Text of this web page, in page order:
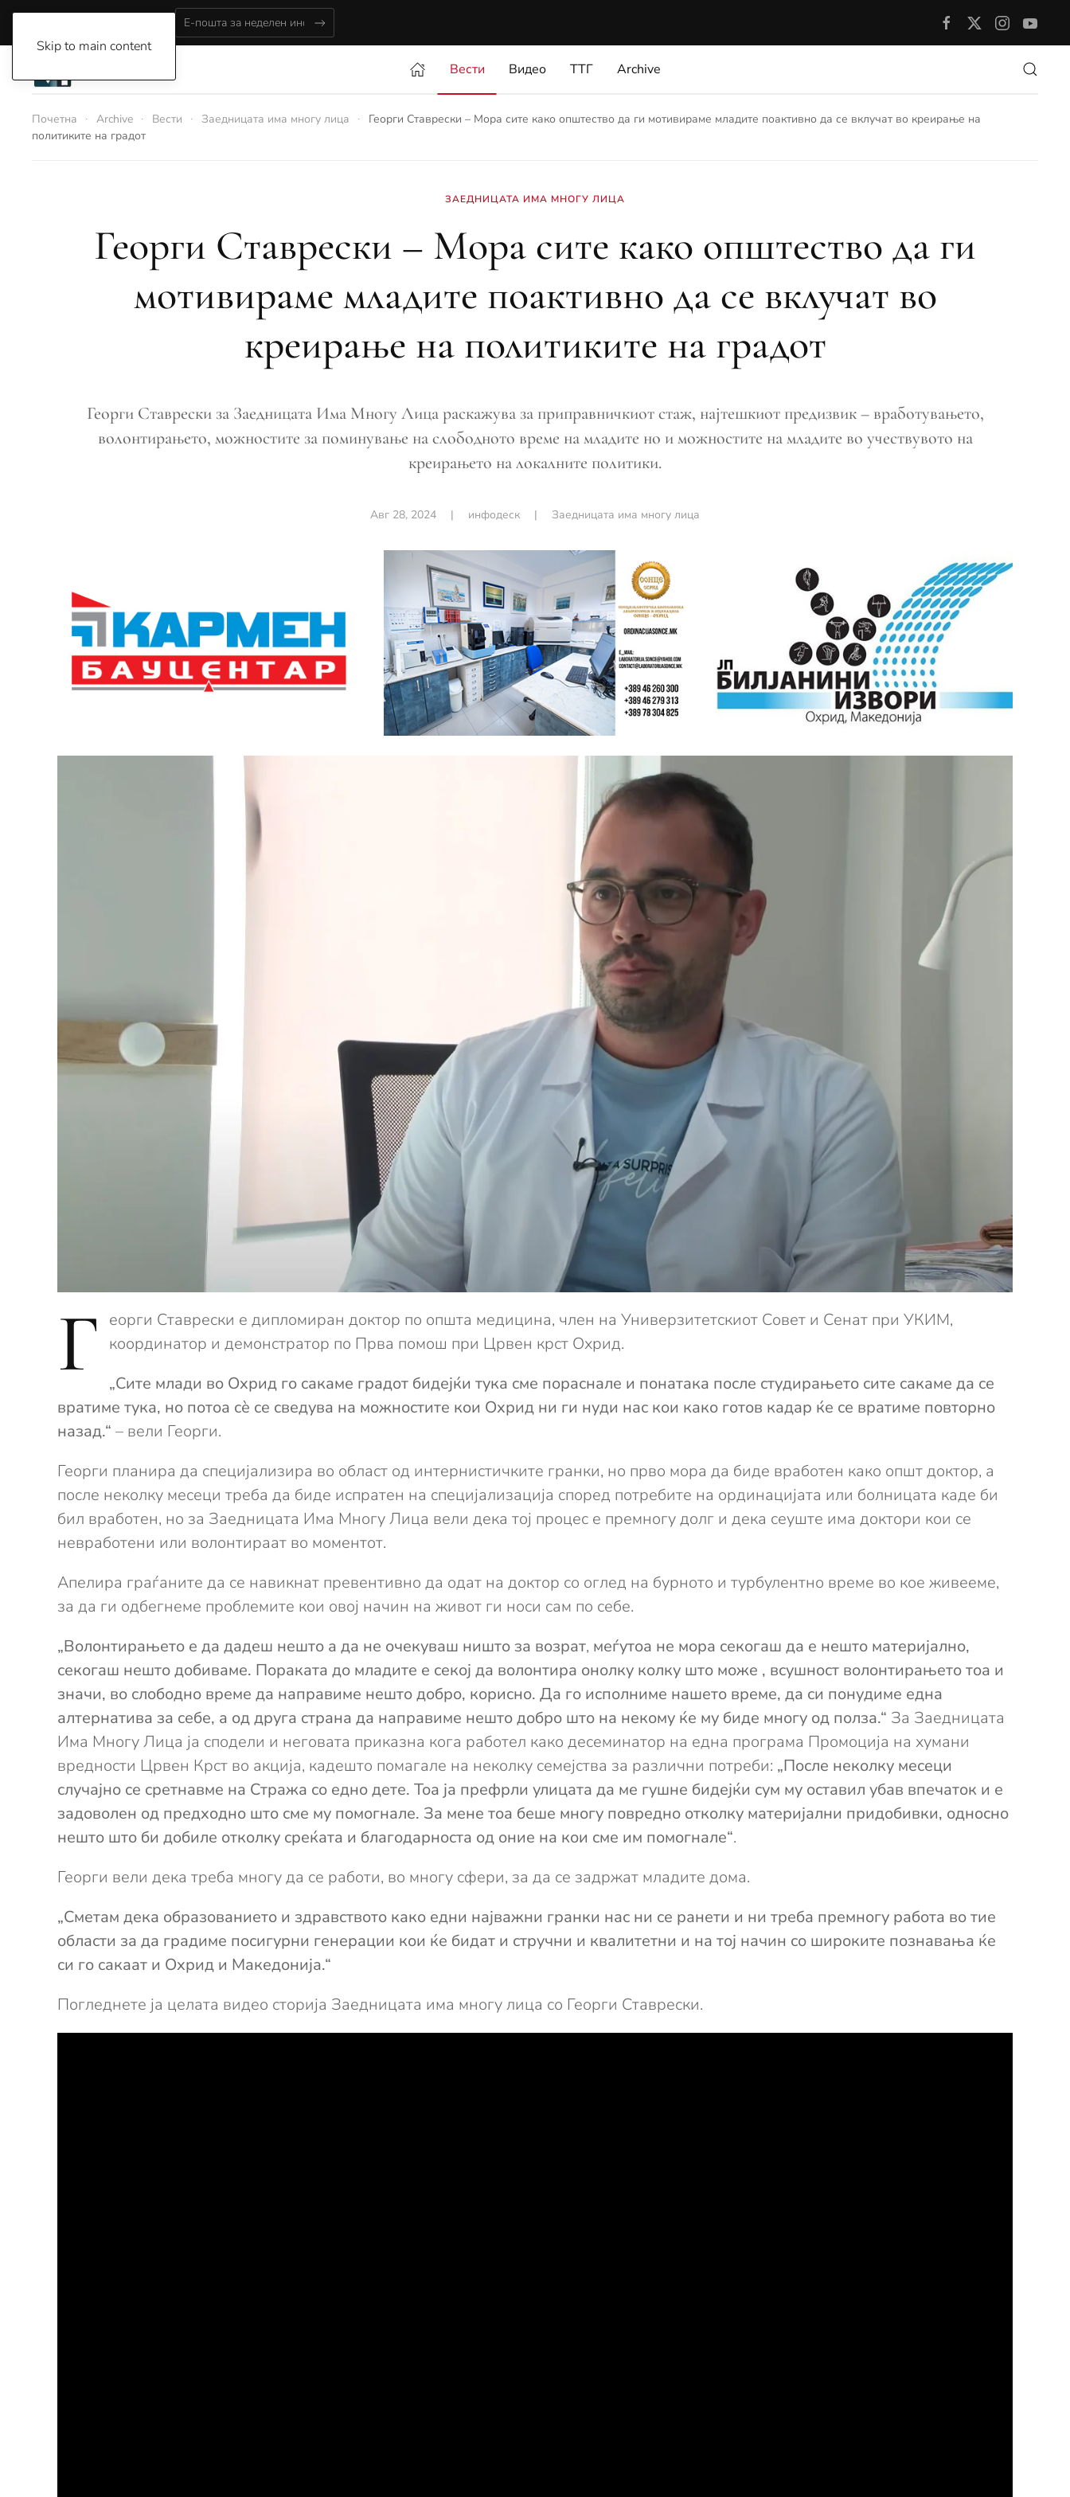
Skip to main content
Вести Видео ТТГ Archive
Почетна Archive Вести Заедницата има многу лица
Георги Ставрески – Мора сите како општество да ги мотивираме младите поактивно да се вклучат во креирање на
политиките на градот
ЗАЕДНИЦАТА ИМА МНОГУ ЛИЦА
Георги Ставрески – Мора сите како општество да ги
мотивираме младите поактивно да се вклучат во
креирање на политиките на градот
Георги Ставрески за Заедницата Има Многу Лица раскажува за приправничкиот стаж, најтешкиот предизвик – вработувањето,
волонтирањето, можностите за поминување на слободното време на младите но и можностите на младите во учествувото на
креирањето на локалните политики.
Авг 28, 2024 | инфодеск | Заедницата има многу лица
Г
еорги Ставрески е дипломиран доктор по општа медицина, член на Универзитетскиот Совет и Сенат при УКИМ,
координатор и демонстратор по Прва помош при Црвен крст Охрид.
„Сите млади во Охрид го сакаме градот бидејќи тука сме пораснале и понатака после студирањето сите сакаме да се
вратиме тука, но потоа сѐ се сведува на можностите кои Охрид ни ги нуди нас кои како готов кадар ќе се вратиме повторно
назад.“ – вели Георги.
Георги планира да специјализира во област од интернистичките гранки, но прво мора да биде вработен како општ доктор, а
после неколку месеци треба да биде испратен на специјализација според потребите на ординацијата или болницата каде би
бил вработен, но за Заедницата Има Многу Лица вели дека тој процес е премногу долг и дека сеуште има доктори кои се
невработени или волонтираат во моментот.
Апелира граѓаните да се навикнат превентивно да одат на доктор со оглед на бурното и турбулентно време во кое живееме,
за да ги одбегнеме проблемите кои овој начин на живот ги носи сам по себе.
„Волонтирањето е да дадеш нешто а да не очекуваш ништо за возрат, меѓутоа не мора секогаш да е нешто материјално,
секогаш нешто добиваме. Пораката до младите е секој да волонтира онолку колку што може , всушност волонтирањето тоа и
значи, во слободно време да направиме нешто добро, корисно. Да го исполниме нашето време, да си понудиме една
алтернатива за себе, а од друга страна да направиме нешто добро што на некому ќе му биде многу од полза.“ За Заедницата
Има Многу Лица ја сподели и неговата приказна кога работел како десеминатор на една програма Промоција на хумани
вредности Црвен Крст во акција, кадешто помагале на неколку семејства за различни потреби: „После неколку месеци
случајно се сретнавме на Стража со едно дете. Тоа ја префрли улицата да ме гушне бидејќи сум му оставил убав впечаток и е
задоволен од предходно што сме му помогнале. За мене тоа беше многу повредно отколку материјални придобивки, односно
нешто што би добиле отколку среќата и благодарноста од оние на кои сме им помогнале“.
Георги вели дека треба многу да се работи, во многу сфери, за да се задржат младите дома.
„Сметам дека образованието и здравството како едни најважни гранки нас ни се ранети и ни треба премногу работа во тие
области за да градиме посигурни генерации кои ќе бидат и стручни и квалитетни и на тој начин со широките познавања ќе
си го сакаат и Охрид и Македонија.“
Погледнете ја целата видео сторија Заедницата има многу лица со Георги Ставрески.